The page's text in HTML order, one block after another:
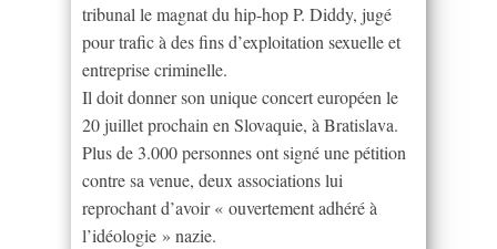
tribunal le magnat du hip-hop P. Diddy, jugé
pour trafic à des fins d’exploitation sexuelle et
entreprise criminelle.
Il doit donner son unique concert européen le
20 juillet prochain en Slovaquie, à Bratislava.
Plus de 3.000 personnes ont signé une pétition
contre sa venue, deux associations lui
reprochant d’avoir « ouvertement adhéré à
l’idéologie » nazie.